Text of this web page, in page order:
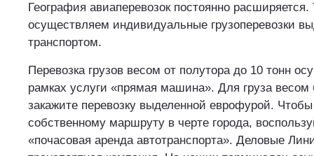
География авиаперевозок постоянно
осуществляем индивидуальные грузоперевозки
транспортом.
Перевозка грузов весом от полутора до 10 тонн
рамках услуги «прямая машина». Для груза весом
закажите перевозку выделенной еврофурой. Чтобы
собственному маршруту в черте города,
«почасовая аренда автотранспорта». Деловые